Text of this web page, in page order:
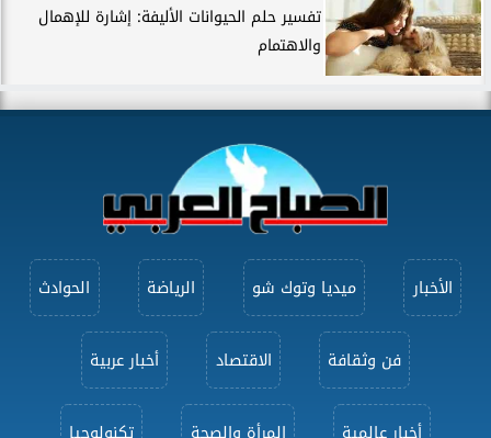
تفسير حلم الحيوانات الأليفة: إشارة للإهمال
والاهتمام
الأخبار ميديا وتوك شو الرياضة الحوادث
فن وثقافة الاقتصاد أخبار عربية